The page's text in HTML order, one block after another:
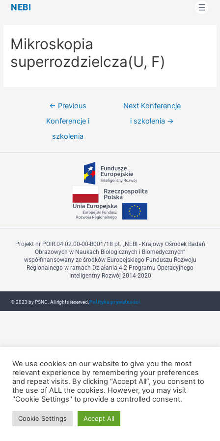
NEBI
Mikroskopia
superrozdzielcza(U, F)
← Previous
Konferencje i
szkolenia
Next Konferencje
i szkolenia →
Projekt nr POIR.04.02.00-00-B001/18 pt. „NEBI - Krajowy Ośrodek Badań
Obrazowych w Naukach Biologicznych i Biomedycznych”
współfinansowany ze środków Europejskiego Funduszu Rozwoju
Regionalnego w ramach Działania 4.2 Programu Operacyjnego
Inteligentny Rozwój 2014-2020
© 2023 by PSNC. All rights reserved.Polityka prywatności
We use cookies on our website to give you the most
relevant experience by remembering your preferences
and repeat visits. By clicking “Accept All”, you consent to
the use of ALL the cookies. However, you may visit
"Cookie Settings" to provide a controlled consent.
Cookie Settings Accept All